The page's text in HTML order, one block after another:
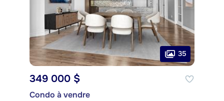
35
349 000 $
Condo à vendre